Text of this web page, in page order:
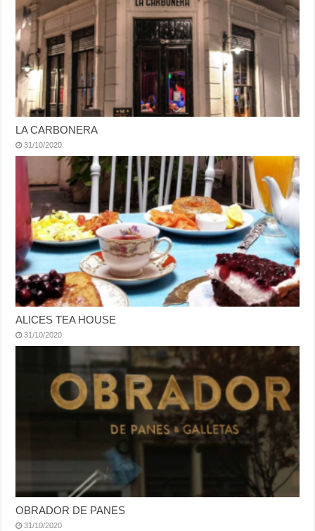
LA CARBONERA
31/10/2020
ALICES TEA HOUSE
31/10/2020
OBRADOR DE PANES
31/10/2020